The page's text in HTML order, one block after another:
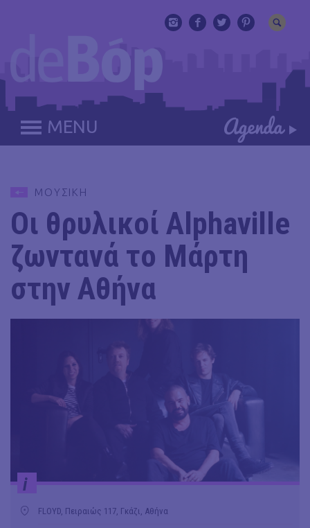
MENU
ΜΟΥΣΙΚΗ
Οι θρυλικοί Alphaville
ζωντανά το Μάρτη
στην Αθήνα
i
FLOYD, Πειραιώς 117, Γκάζι, Αθήνα